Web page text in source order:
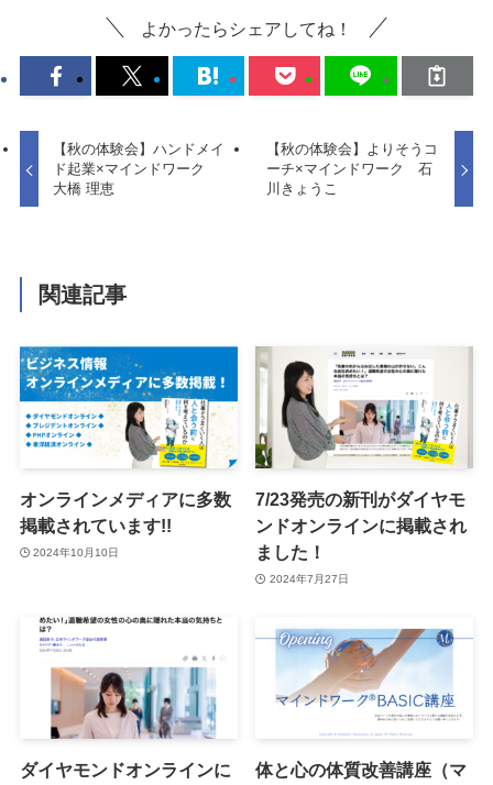
よかったらシェアしてね！
【秋の体験会】ハンドメイ
ド起業×マインドワーク
大橋 理恵
【秋の体験会】よりそうコ
ーチ×マインドワーク 石
川きょうこ
関連記事
オンラインメディアに多数
掲載されています!!
2024年10月10日
7/23発売の新刊がダイヤモ
ンドオンラインに掲載され
ました！
2024年7月27日
ダイヤモンドオンラインに
体と心の体質改善講座（マ